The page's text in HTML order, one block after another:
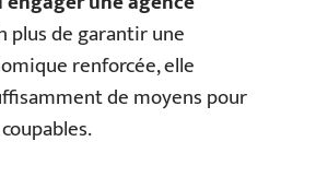
plus de garantir une
renforcée, elle
de moyens pour